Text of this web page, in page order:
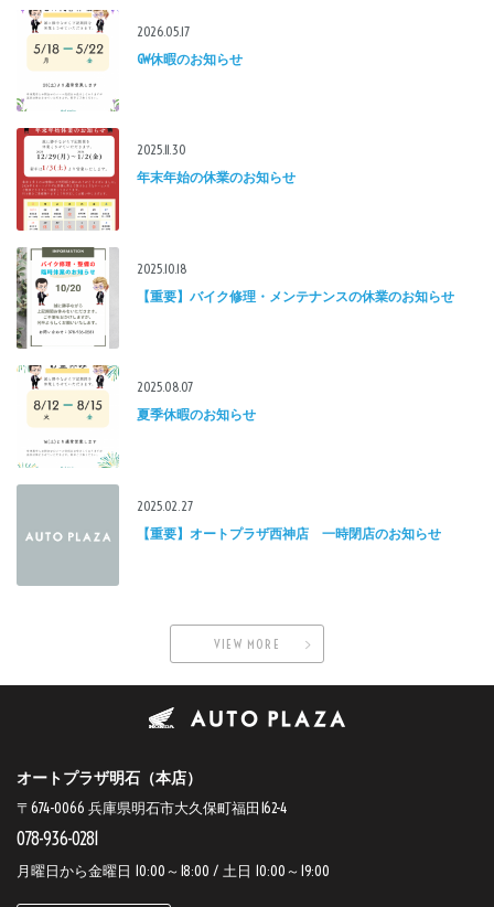
2026.05.17
GW休暇のお知らせ
2025.11.30
年末年始の休業のお知らせ
2025.10.18
【重要】バイク修理・メンテナンスの休業のお知らせ
2025.08.07
夏季休暇のお知らせ
2025.02.27
【重要】オートプラザ西神店 一時閉店のお知らせ
VIEW MORE
オートプラザ明石（本店）
〒674-0066 兵庫県明石市大久保町福田162-4
078-936-0281
月曜日から金曜日 10:00～18:00 / 土日 10:00～19:00